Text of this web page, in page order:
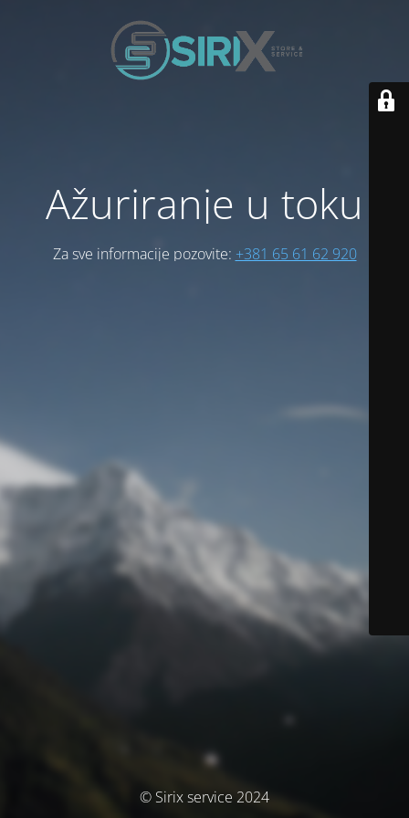
Ažuriranje u toku
Za sve informacije pozovite: +381 65 61 62 920
© Sirix service 2024